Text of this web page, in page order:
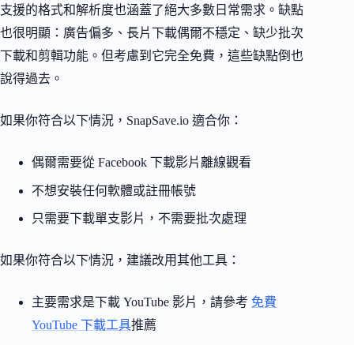
支援的格式和解析度也涵蓋了絕大多數日常需求。缺點
也很明顯：廣告偏多、長片下載偶爾不穩定、缺少批次
下載和剪輯功能。但考慮到它完全免費，這些缺點倒也
說得過去。
如果你符合以下情況，SnapSave.io 適合你：
偶爾需要從 Facebook 下載影片離線觀看
不想安裝任何軟體或註冊帳號
只需要下載單支影片，不需要批次處理
如果你符合以下情況，建議改用其他工具：
主要需求是下載 YouTube 影片，請參考 免費
YouTube 下載工具推薦